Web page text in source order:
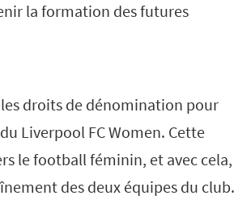
la formation des futures
droits de dénomination pour
Liverpool FC Women. Cette
le football féminin, et avec cela,
des deux équipes du club.